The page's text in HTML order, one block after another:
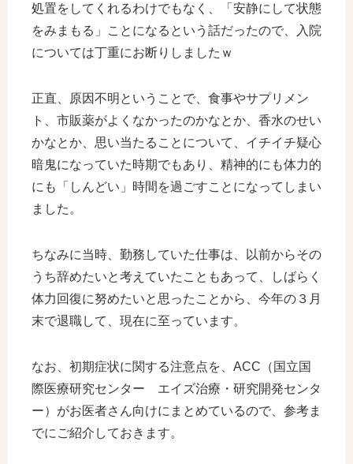
処置をしてくれるわけでもなく、「安静にして状態
をみまもる」ことになるという話だったので、入院
については丁重にお断りしましたｗ
正直、原因不明ということで、食事やサプリメン
ト、市販薬がよくなかったのかなとか、香水のせい
かなとか、思い当たることについて、イチイチ疑心
暗鬼になっていた時期でもあり、精神的にも体力的
にも「しんどい」時間を過ごすことになってしまい
ました。
ちなみに当時、勤務していた仕事は、以前からその
うち辞めたいと考えていたこともあって、しばらく
体力回復に努めたいと思ったことから、今年の３月
末で退職して、現在に至っています。
なお、初期症状に関する注意点を、ACC（国立国
際医療研究センター エイズ治療・研究開発センタ
ー）がお医者さん向けにまとめているので、参考ま
でにご紹介しておきます。